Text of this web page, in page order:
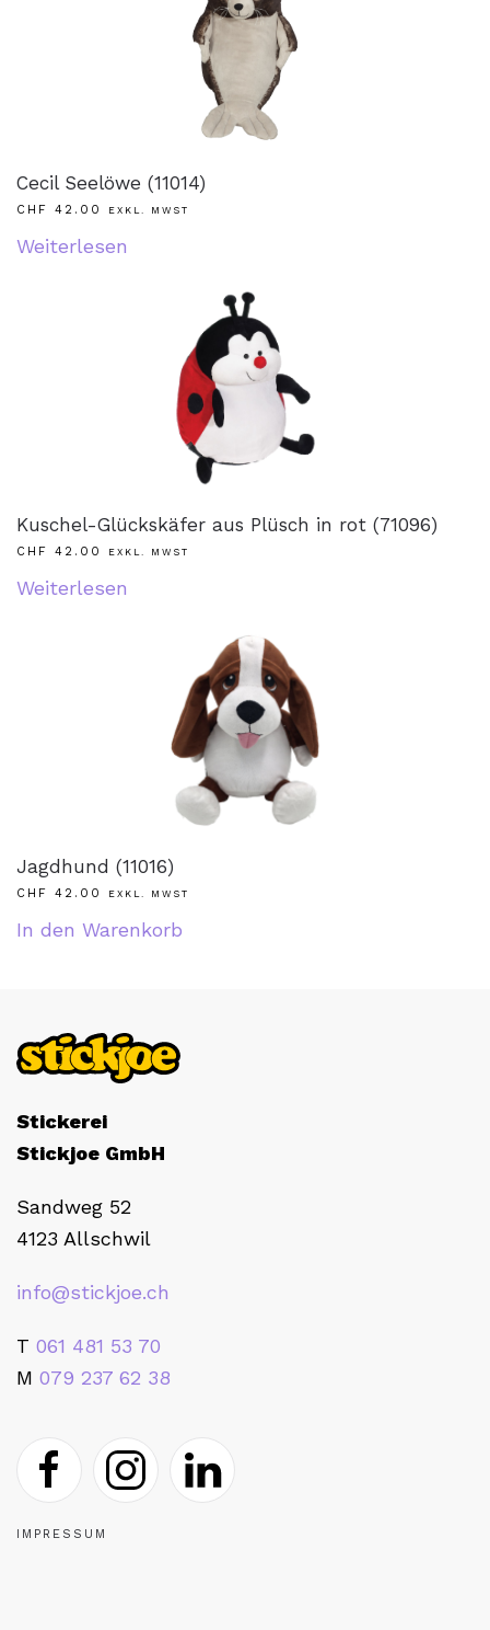
Cecil Seelöwe (11014)
CHF 42.00 EXKL. MWST
Weiterlesen
Kuschel-Glückskäfer aus Plüsch in rot (71096)
CHF 42.00 EXKL. MWST
Weiterlesen
Jagdhund (11016)
CHF 42.00 EXKL. MWST
In den Warenkorb
Stickerei
Stickjoe GmbH
Sandweg 52
4123 Allschwil
info@stickjoe.ch
T 061 481 53 70
M 079 237 62 38
IMPRESSUM